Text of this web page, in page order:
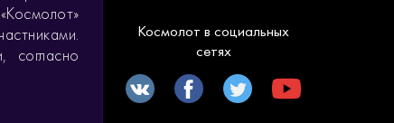
согласно
Космолот в социальных
сетях